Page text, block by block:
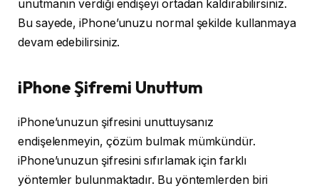
unutmanın verdiği endişeyi ortadan kaldırabilirsiniz.
Bu sayede, iPhone’unuzu normal şekilde kullanmaya
devam edebilirsiniz.
iPhone Şifremi Unuttum
iPhone’unuzun şifresini unuttuysanız
endişelenmeyin, çözüm bulmak mümkündür.
iPhone’unuzun şifresini sıfırlamak için farklı
yöntemler bulunmaktadır. Bu yöntemlerden biri